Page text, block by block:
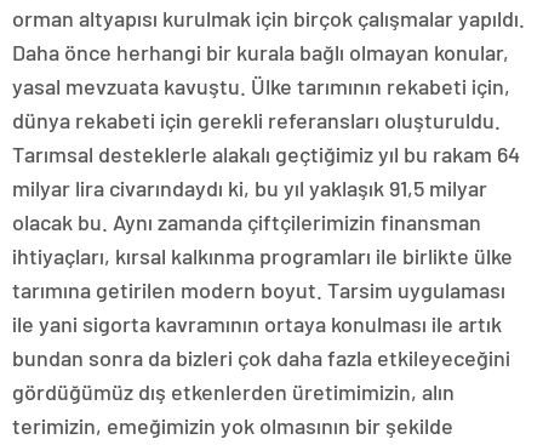
orman altyapısı kurulmak için birçok çalışmalar yapıldı.
Daha önce herhangi bir kurala bağlı olmayan konular,
yasal mevzuata kavuştu. Ülke tarımının rekabeti için,
dünya rekabeti için gerekli referansları oluşturuldu.
Tarımsal desteklerle alakalı geçtiğimiz yıl bu rakam 64
milyar lira civarındaydı ki, bu yıl yaklaşık 91,5 milyar
olacak bu. Aynı zamanda çiftçilerimizin finansman
ihtiyaçları, kırsal kalkınma programları ile birlikte ülke
tarımına getirilen modern boyut. Tarsim uygulaması
ile yani sigorta kavramının ortaya konulması ile artık
bundan sonra da bizleri çok daha fazla etkileyeceğini
gördüğümüz dış etkenlerden üretimimizin, alın
terimizin, emeğimizin yok olmasının bir şekilde